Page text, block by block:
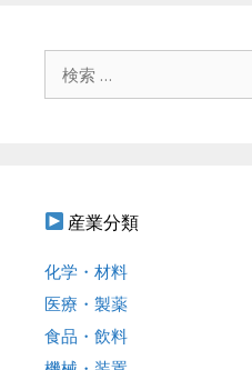
ョ
産業分類
化学・材料
医療・製薬
食品・飲料